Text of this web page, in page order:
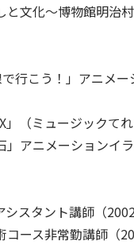
文化～博物館明治村
で行こう！」アニメ
（ミュージックてれ
」アニメーション
スタント講師（
コース非常勤講師（